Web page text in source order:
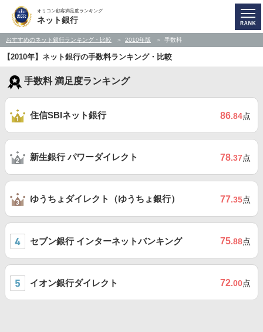
オリコン顧客満足度ランキング
ネット銀行
おすすめのネット銀行ランキング・比較 2010年版 手数料
【2010年】ネット銀行の手数料ランキング・比較
手数料 満足度ランキング
住信SBIネット銀行 86.84点
新生銀行 パワーダイレクト 78.37点
ゆうちょダイレクト（ゆうちょ銀行） 77.35点
セブン銀行 インターネットバンキング 75.88点
イオン銀行ダイレクト 72.00点